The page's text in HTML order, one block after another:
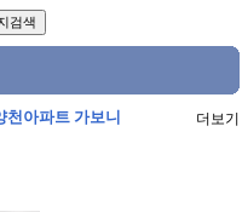
아파트 가보니 더보기